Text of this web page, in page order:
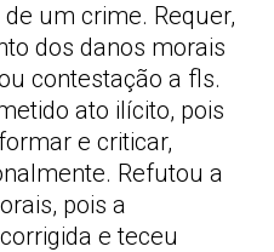
um crime. Requer,
dos danos morais
contestação a fls.
ato ilícito, pois
e criticar,
Refutou a
pois a
e teceu